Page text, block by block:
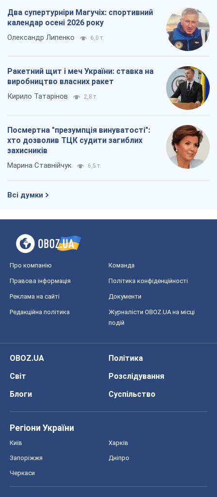
Два супертурніри Магучіх: спортивний
календар осені 2026 року
Олександр Липенко 6,0 т.
Ракетний щит і меч України: ставка на
виробництво власних ракет
Кирило Татарінов 2,8 т.
Посмертна "презумпція винуватості":
хто дозволив ТЦК судити загиблих
захисників
Марина Ставнійчук 6,5 т.
Всі думки
Про компанію Команда
Правова інформація Політика конфіденційності
Реклама на сайті Документи
Редакційна політика
Журналісти OBOZ.UA на місці
подій
OBOZ.UA
Політика
Світ
Розслідування
Блоги
Суспільство
Регіони України
Київ Харків
Запоріжжя Дніпро
Черкаси